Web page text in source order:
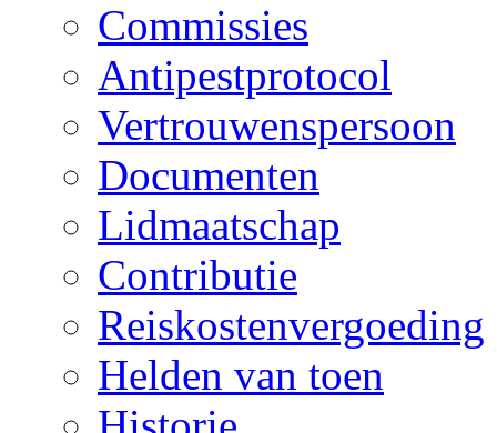
Commissies
Antipestprotocol
Vertrouwenspersoon
Documenten
Lidmaatschap
Contributie
Reiskostenvergoeding
Helden van toen